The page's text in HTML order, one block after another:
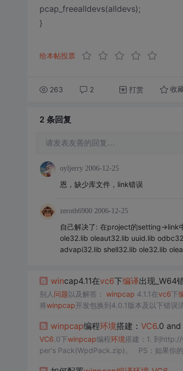
pcap_freealldevs(alldevs);
}
给本帖投票
263 2 打赏 收
2 条回复
请发表友善的回复…
oyljerry 2006-12-25
恩，缺少库文件，link错误
zeroth6900 2006-12-25
自己解决了: 在project的setting-
ole32.lib oleaut32.lib uuid.lib
advapi32.lib shell32.lib ole32.lib
wincap4.11在vc6下编译出现_W64
别人 问题以及解答： winpcap 4.1.1在vc6下
将winpcap
winpcap编程环境搭建： VC6.0 and
VC6 .0下winpcap编程环境搭建：1. 到http://
per's Pack(WpdPack.zip)。 PS：如果你的